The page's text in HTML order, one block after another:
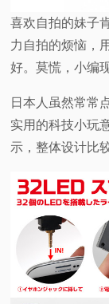
评
视
科
喜欢自拍的妹子
力自拍的烦恼，
好。莫慌，小编
日本人虽然常常
实用的科技小玩
示，整体设计比